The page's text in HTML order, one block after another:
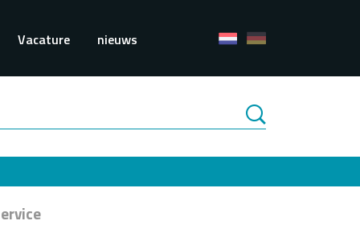
Vacature nieuws